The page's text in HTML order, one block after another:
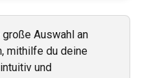
Auswahl an
mithilfe du deine
und